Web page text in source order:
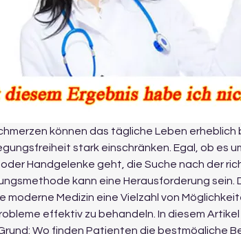
können das tägliche Leben
stark einschränken. Egal, ob es
Handgelenke geht, die Suche nach der
kann eine Herausforderung sein.
moderne Medizin eine Vielzahl von
effektiv zu behandeln. In diesem
Wo finden Patienten die bestmögliche